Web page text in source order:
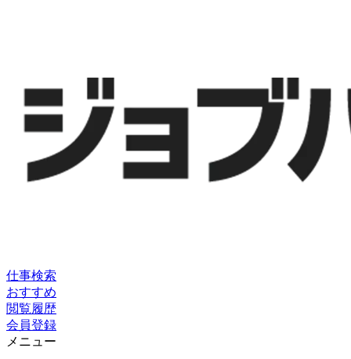
仕事検索
おすすめ
閲覧履歴
会員登録
メニュー